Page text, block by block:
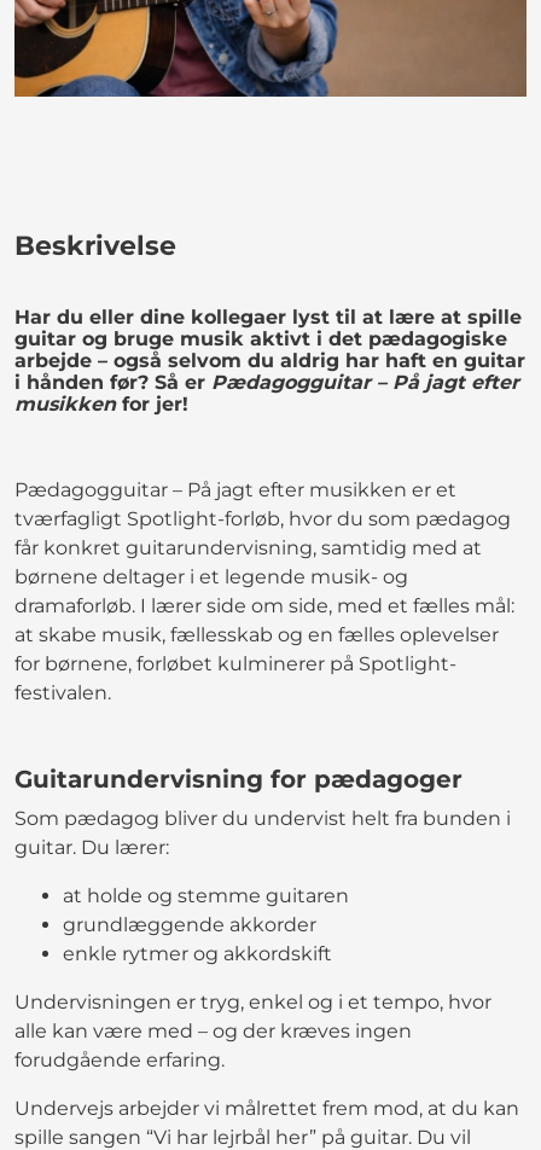
Beskrivelse
Har du eller dine kollegaer lyst til at lære at spille
guitar og bruge musik aktivt i det pædagogiske
arbejde – også selvom du aldrig har haft en guitar
i hånden før? Så er Pædagogguitar – På jagt efter
musikken for jer!
Pædagogguitar – På jagt efter musikken er et
tværfagligt Spotlight-forløb, hvor du som pædagog
får konkret guitarundervisning, samtidig med at
børnene deltager i et legende musik- og
dramaforløb. I lærer side om side, med et fælles mål:
at skabe musik, fællesskab og en fælles oplevelser
for børnene, forløbet kulminerer på Spotlight-
festivalen.
Guitarundervisning for pædagoger
Som pædagog bliver du undervist helt fra bunden i
guitar. Du lærer:
at holde og stemme guitaren
grundlæggende akkorder
enkle rytmer og akkordskift
Undervisningen er tryg, enkel og i et tempo, hvor
alle kan være med – og der kræves ingen
forudgående erfaring.
Undervejs arbejder vi målrettet frem mod, at du kan
spille sangen “Vi har lejrbål her” på guitar. Du vil